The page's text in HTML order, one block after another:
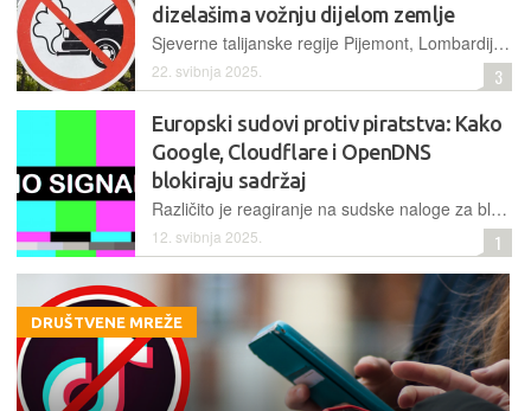
dizelašima vožnju dijelom zemlje
Sjeverne talijanske regije Pijemont, Lombardija, Emilia Romagna i Veneto od početka listopada uvode povremene i selektivne zabrane vožnje svim dizelskim vozilima ispod eko norme Euro 6
22. svibnja 2025. 3
Europski sudovi protiv piratstva: Kako
Google, Cloudflare i OpenDNS
blokiraju sadržaj
Različito je reagiranje na sudske naloge za blokiranje piratskih sadržaja. Jesu li sudovi počeli mijenjati internet kakav poznajemo?
12. svibnja 2025. 1
DRUŠTVENE MREŽE